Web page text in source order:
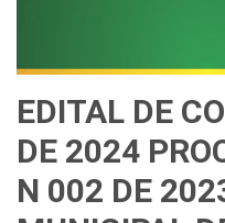
EDITAL DE
DE 2024
N 002 DE